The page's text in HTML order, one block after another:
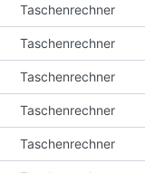
Taschenrechner
Taschenrechner
Taschenrechner
Taschenrechner
Taschenrechner